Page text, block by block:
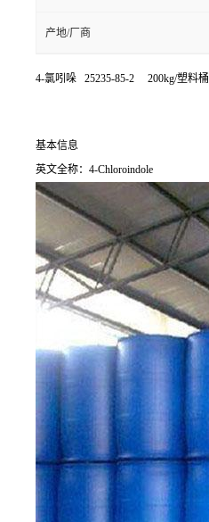
产地/厂商
4-氯吲哚 25235-85-2 200kg/塑料桶
基本信息
英文全称：4-Chloroindole